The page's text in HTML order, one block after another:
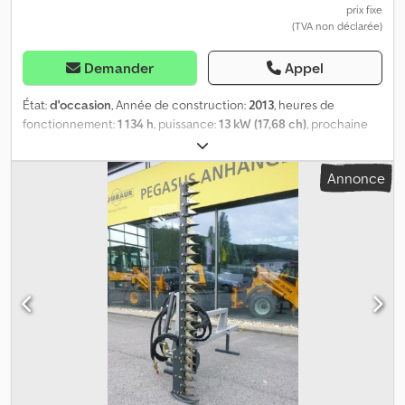
prix fixe
(TVA non déclarée)
Demander Appel
État:d'occasion, Année de construction: 2013, heures de
fonctionnement:1 134 h , puissance:13 kW (17,68 ch) , prochaine
, Équipement:
intégrale, * JCB Workmax 800 D * Quad * Pick-up * Buggy *
Véhicule tout-terrain * 4x4 * Transmission intégrale *
Homologation LoF * Plaque verte * 40 km/h Djdpsvh E Nhefx Ai
Towa * Mise en circulation : 02.05.2013 * Contrôle technique :
09/2026 * 12 755,6 km * 1 133,9 h * PTAC : 1 360 kg * Charge utile :
460 kg * Poids à vide : 900 kg * Dimensions hors tout : 2 980 mm x
1 450 mm x 2 080 mm * Moteur diesel 3 cylindres * 13 kW / 17 ch *
784 cm³ * 2 sièges * Boîte automatique * Frein à main *
Gyrophare * Pneus tout-terrain * Direction assistée *
Transmission intégrale * Boule d’attelage avant et arrière * Benne
basculante / plateau de chargement * Boîte à gants *
Compartiment de rangement supplémentaire à l’avant * Pare-
brise rabattable ATTENTION !!!!! À LIRE ABSOLUMENT !!!!! Nous
Annonce